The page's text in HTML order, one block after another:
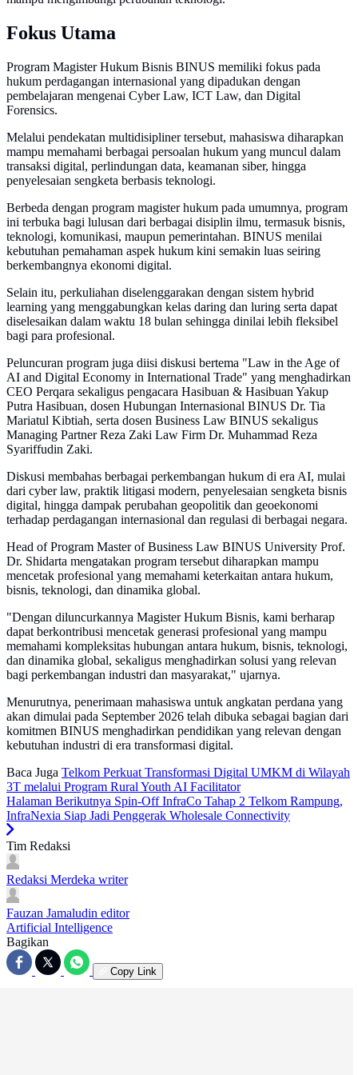
Fokus Utama
Program Magister Hukum Bisnis BINUS memiliki fokus pada
hukum perdagangan internasional yang dipadukan dengan
pembelajaran mengenai Cyber Law, ICT Law, dan Digital
Forensics.
Melalui pendekatan multidisipliner tersebut, mahasiswa diharapkan
mampu memahami berbagai persoalan hukum yang muncul dalam
transaksi digital, perlindungan data, keamanan siber, hingga
penyelesaian sengketa berbasis teknologi.
Berbeda dengan program magister hukum pada umumnya, program
ini terbuka bagi lulusan dari berbagai disiplin ilmu, termasuk bisnis,
teknologi, komunikasi, maupun pemerintahan. BINUS menilai
kebutuhan pemahaman aspek hukum kini semakin luas seiring
berkembangnya ekonomi digital.
Selain itu, perkuliahan diselenggarakan dengan sistem hybrid
learning yang menggabungkan kelas daring dan luring serta dapat
diselesaikan dalam waktu 18 bulan sehingga dinilai lebih fleksibel
bagi para profesional.
Peluncuran program juga diisi diskusi bertema "Law in the Age of
AI and Digital Economy in International Trade" yang menghadirkan
CEO Perqara sekaligus pengacara Hasibuan & Hasibuan Yakup
Putra Hasibuan, dosen Hubungan Internasional BINUS Dr. Tia
Mariatul Kibtiah, serta dosen Business Law BINUS sekaligus
Managing Partner Reza Zaki Law Firm Dr. Muhammad Reza
Syariffudin Zaki.
Diskusi membahas berbagai perkembangan hukum di era AI, mulai
dari cyber law, praktik litigasi modern, penyelesaian sengketa bisnis
digital, hingga dampak perubahan geopolitik dan geoekonomi
terhadap perdagangan internasional dan regulasi di berbagai negara.
Head of Program Master of Business Law BINUS University Prof.
Dr. Shidarta mengatakan program tersebut diharapkan mampu
mencetak profesional yang memahami keterkaitan antara hukum,
bisnis, teknologi, dan dinamika global.
"Dengan diluncurkannya Magister Hukum Bisnis, kami berharap
dapat berkontribusi mencetak generasi profesional yang mampu
memahami kompleksitas hubungan antara hukum, bisnis, teknologi,
dan dinamika global, sekaligus menghadirkan solusi yang relevan
bagi perkembangan industri dan masyarakat," ujarnya.
Menurutnya, penerimaan mahasiswa untuk angkatan perdana yang
akan dimulai pada September 2026 telah dibuka sebagai bagian dari
komitmen BINUS menghadirkan pendidikan yang relevan dengan
kebutuhan industri di era transformasi digital.
Baca Juga Telkom Perkuat Transformasi Digital UMKM di Wilayah
3T melalui Program Rural Youth AI Facilitator
Halaman Berikutnya Spin-Off InfraCo Tahap 2 Telkom Rampung,
InfraNexia Siap Jadi Penggerak Wholesale Connectivity
Tim Redaksi
Redaksi Merdeka writer
Fauzan Jamaludin editor
Artificial Intelligence
Bagikan
Copy Link